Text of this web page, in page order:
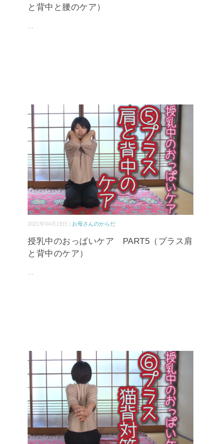
と背中と腰のケア）
2021年04月19日 | お母さんのからだ
授乳中のおっぱいケア PART5（プラス肩
と背中のケア）